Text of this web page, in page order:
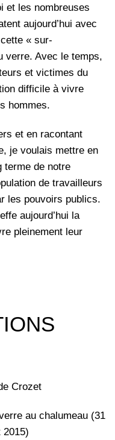
et les nombreuses
aujourd’hui avec
« sur-
verre. Avec le temps,
et victimes du
difficile à vivre
hommes.
et en racontant
je voulais mettre en
terme de notre
de travailleurs
les pouvoirs publics.
aujourd’hui la
pleinement leur
Crozet
au chalumeau (31
2015)